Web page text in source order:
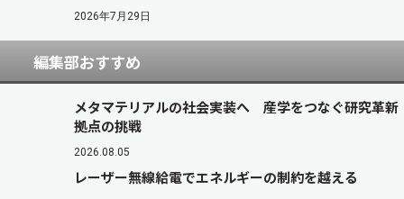
2026年7月29日
編集部おすすめ
メタマテリアルの社会実装へ 産学をつなぐ研究革新
拠点の挑戦
2026.08.05
レーザー無線給電でエネルギーの制約を越える